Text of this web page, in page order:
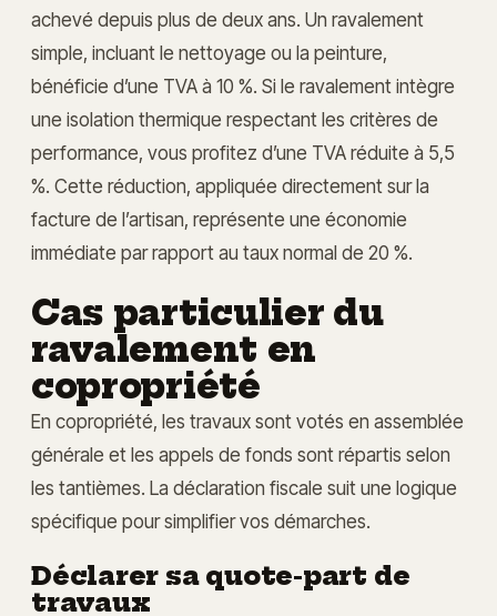
achevé depuis plus de deux ans. Un ravalement
simple, incluant le nettoyage ou la peinture,
bénéficie d’une TVA à 10 %. Si le ravalement intègre
une isolation thermique respectant les critères de
performance, vous profitez d’une TVA réduite à 5,5
%. Cette réduction, appliquée directement sur la
facture de l’artisan, représente une économie
immédiate par rapport au taux normal de 20 %.
Cas particulier du
ravalement en
copropriété
En copropriété, les travaux sont votés en assemblée
générale et les appels de fonds sont répartis selon
les tantièmes. La déclaration fiscale suit une logique
spécifique pour simplifier vos démarches.
Déclarer sa quote-part de
travaux